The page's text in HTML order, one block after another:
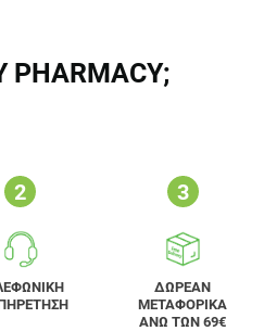
PHARMACY;
ΔΩΡΕΑΝ
ΜΕΤΑΦΟΡΙΚΑ
ΑΝΩ ΤΩΝ 69€